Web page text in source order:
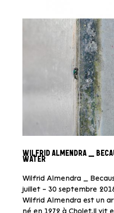
WILFRID ALMENDRA _
WATER
Wilfrid Almendra _
juillet – 30 septembre
Wilfrid Almendra est un